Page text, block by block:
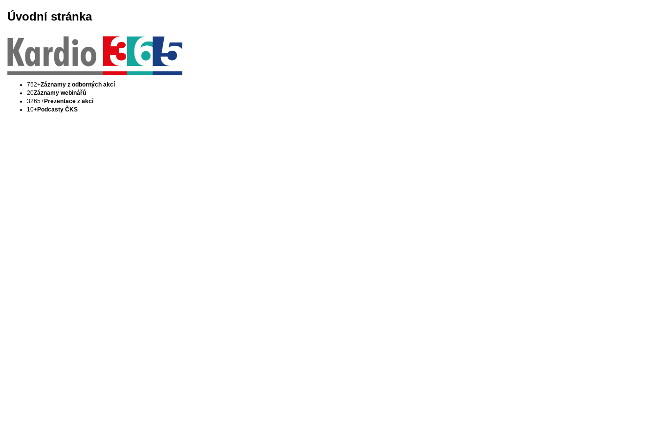
Úvodní stránka
752+Záznamy z odborných akcí
20Záznamy webinářů
3265+Prezentace z akcí
10+Podcasty ČKS